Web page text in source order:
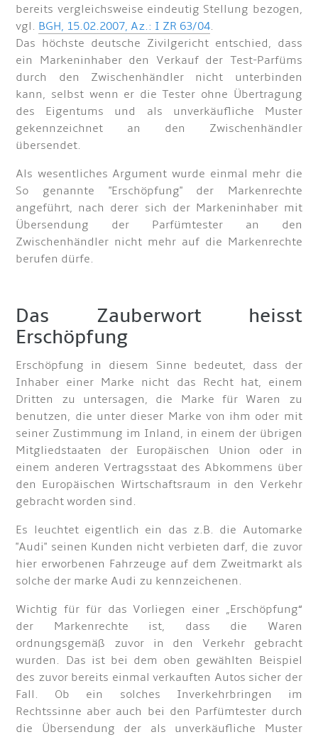
bereits vergleichsweise eindeutig Stellung bezogen,
vgl. BGH, 15.02.2007, Az.: I ZR 63/04.
Das höchste deutsche Zivilgericht entschied, dass
ein Markeninhaber den Verkauf der Test-Parfüms
durch den Zwischenhändler nicht unterbinden
kann, selbst wenn er die Tester ohne Übertragung
des Eigentums und als unverkäufliche Muster
gekennzeichnet an den Zwischenhändler
übersendet.
Als wesentliches Argument wurde einmal mehr die
So genannte "Erschöpfung" der Markenrechte
angeführt, nach derer sich der Markeninhaber mit
Übersendung der Parfümtester an den
Zwischenhändler nicht mehr auf die Markenrechte
berufen dürfe.
Das Zauberwort heisst
Erschöpfung
Erschöpfung in diesem Sinne bedeutet, dass der
Inhaber einer Marke nicht das Recht hat, einem
Dritten zu untersagen, die Marke für Waren zu
benutzen, die unter dieser Marke von ihm oder mit
seiner Zustimmung im Inland, in einem der übrigen
Mitgliedstaaten der Europäischen Union oder in
einem anderen Vertragsstaat des Abkommens über
den Europäischen Wirtschaftsraum in den Verkehr
gebracht worden sind.
Es leuchtet eigentlich ein das z.B. die Automarke
"Audi" seinen Kunden nicht verbieten darf, die zuvor
hier erworbenen Fahrzeuge auf dem Zweitmarkt als
solche der marke Audi zu kennzeichenen.
Wichtig für für das Vorliegen einer „Erschöpfung“
der Markenrechte ist, dass die Waren
ordnungsgemäß zuvor in den Verkehr gebracht
wurden. Das ist bei dem oben gewählten Beispiel
des zuvor bereits einmal verkauften Autos sicher der
Fall. Ob ein solches Inverkehrbringen im
Rechtssinne aber auch bei den Parfümtester durch
die Übersendung der als unverkäufliche Muster